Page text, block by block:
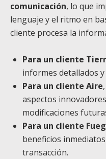
comunicación, lo que
lenguaje y el ritmo en
cliente procesa la
Para un cliente
informes detallados
Para un cliente Aire
aspectos
modificaciones
Para un cliente
beneficios
transacción.